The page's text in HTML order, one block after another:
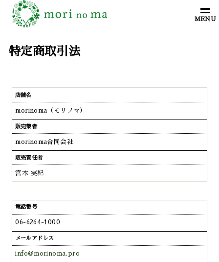
特定商取引法
店舗名
morinoma（モリノマ）
販売業者
morinoma合同会社
販売責任者
宮本 実紀
電話番号
06-6264-1000
メールアドレス
info@morinoma.pro